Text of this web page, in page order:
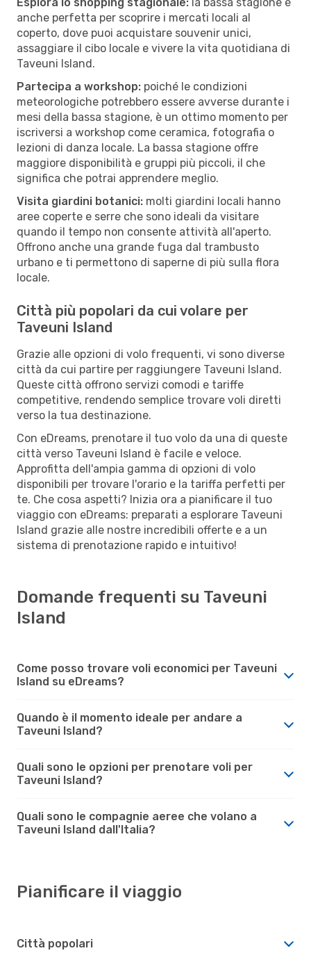
anche perfetta per scoprire i mercati locali al
coperto, dove puoi acquistare souvenir unici,
assaggiare il cibo locale e vivere la vita quotidiana di
Taveuni Island.
Partecipa a workshop: poiché le condizioni
meteorologiche potrebbero essere avverse durante i
mesi della bassa stagione, è un ottimo momento per
iscriversi a workshop come ceramica, fotografia o
lezioni di danza locale. La bassa stagione offre
maggiore disponibilità e gruppi più piccoli, il che
significa che potrai apprendere meglio.
Visita giardini botanici: molti giardini locali hanno
aree coperte e serre che sono ideali da visitare
quando il tempo non consente attività all'aperto.
Offrono anche una grande fuga dal trambusto
urbano e ti permettono di saperne di più sulla flora
locale.
Città più popolari da cui volare per
Taveuni Island
Grazie alle opzioni di volo frequenti, vi sono diverse
città da cui partire per raggiungere Taveuni Island.
Queste città offrono servizi comodi e tariffe
competitive, rendendo semplice trovare voli diretti
verso la tua destinazione.
Con eDreams, prenotare il tuo volo da una di queste
città verso Taveuni Island è facile e veloce.
Approfitta dell'ampia gamma di opzioni di volo
disponibili per trovare l'orario e la tariffa perfetti per
te. Che cosa aspetti? Inizia ora a pianificare il tuo
viaggio con eDreams: preparati a esplorare Taveuni
Island grazie alle nostre incredibili offerte e a un
sistema di prenotazione rapido e intuitivo!
Domande frequenti su Taveuni
Island
Come posso trovare voli economici per Taveuni
Island su eDreams?
Quando è il momento ideale per andare a
Taveuni Island?
Quali sono le opzioni per prenotare voli per
Taveuni Island?
Quali sono le compagnie aeree che volano a
Taveuni Island dall'Italia?
Pianificare il viaggio
Città popolari